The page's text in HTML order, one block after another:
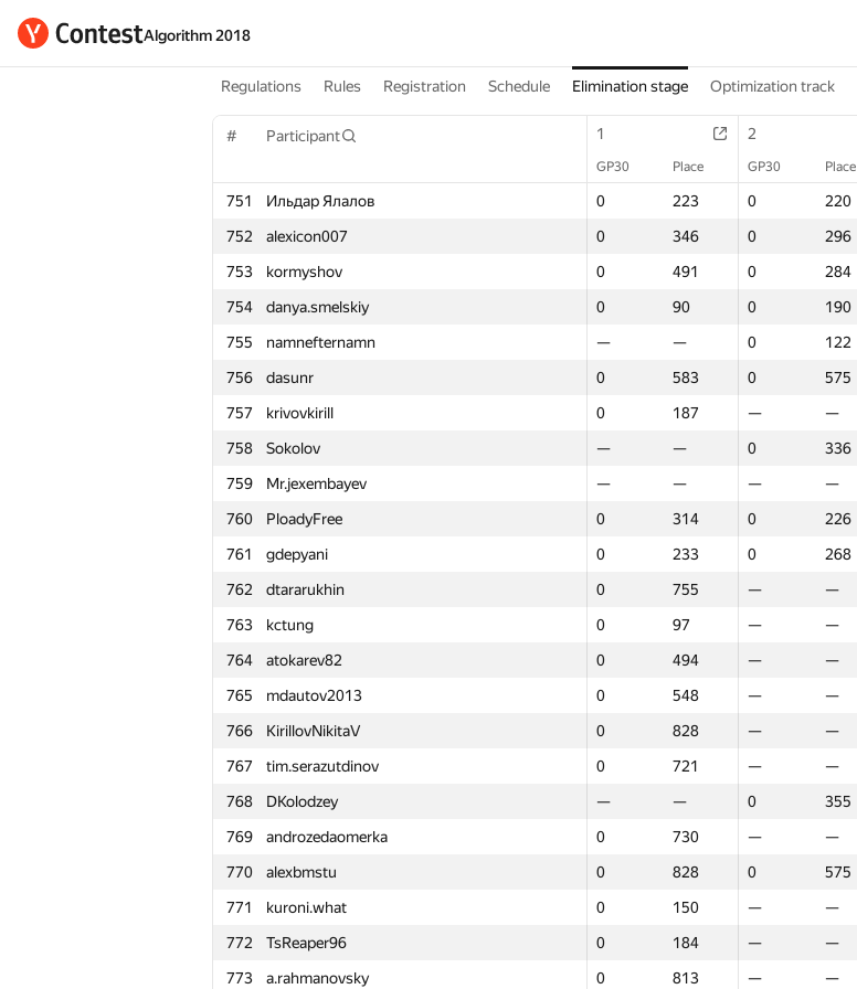
Algorithm 2018
Regulations Rules Registration Schedule Elimination stage Optimization track
# Participant 1 2
GP30 Place GP30 Place
751 Ильдар Ялалов 0 223 0 220
752
alexicon007 0 346 0 296
753
kormyshov 0 491 0 284
754
danya.smelskiy 0 90 0 190
755
namnefternamn — — 0 122
756
dasunr 0 583 0 575
757
krivovkirill 0 187 — —
758
Sokolov — — 0 336
759
Mr.jexembayev — — — —
760
PloadyFree 0 314 0 226
761
gdepyani 0 233 0 268
762
dtararukhin 0 755 — —
763
kctung 0 97 — —
764
atokarev82 0 494 — —
765
mdautov2013 0 548 — —
766
KirillovNikitaV 0 828 — —
767
tim.serazutdinov 0 721 — —
768
DKolodzey — — 0 355
769
androzedaomerka 0 730 — —
770
alexbmstu 0 828 0 575
771
kuroni.what 0 150 — —
772
TsReaper96 0 184 — —
773
a.rahmanovsky 0 813 — —
Participant 1
GP30 Place